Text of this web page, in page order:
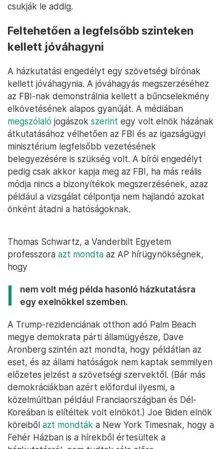
csukják le addig.
Feltehetően a legfelsőbb szinteken
kellett jóváhagyni
A házkutatási engedélyt egy szövetségi bírónak
kellett jóváhagynia. A jóváhagyás megszerzéséhez
az FBI-nak demonstrálnia kellett a bűncselekmény
elkövetésének alapos gyanúját. A médiában
megszólaló jogászok szerint egy volt elnök házának
átkutatásához vélhetően az FBI és az igazságügyi
minisztérium legfelsőbb vezetésének
belegyezésére is szükség volt. A bírói engedélyt
pedig csak akkor kapja meg az FBI, ha más reális
módja nincs a bizonyítékok megszerzésének, azaz
például a vizsgálat célpontja nem hajlandó azokat
önként átadni a hatóságoknak.
Thomas Schwartz, a Vanderbilt Egyetem
professzora azt mondta az AP hírügynökségnek,
hogy
nem volt még példa hasonló házkutatásra
egy exelnökkel szemben.
A Trump-rezidenciának otthon adó Palm Beach
megye demokrata párti államügyésze, Dave
Aronberg szintén azt mondta, hogy példátlan az
eset, és az állami hatóságok nem kaptak semmilyen
előzetes jelzést a szövetségi szervektől. (Bár más
demokráciákban azért előfordul ilyesmi, a
közelmúltban például Franciaországban és Dél-
Koreában is elítéltek volt elnököt.) Joe Biden elnök
köreiből azt mondták a New York Timesnak, hogy a
Fehér Házban is a hírekből értesültek a